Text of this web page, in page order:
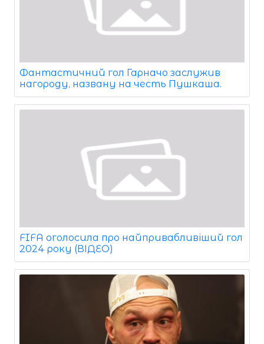
Фантастичний гол Гарначо заслужив
нагороду, названу на честь Пушкаша.
FIFA оголосила про найпривабливіший гол
2024 року (ВІДЕО)